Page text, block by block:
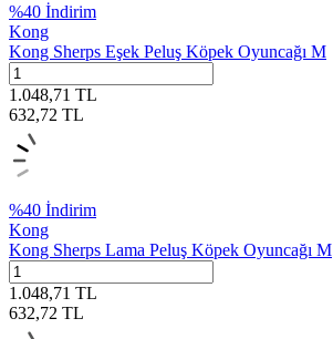
%40 İndirim
Kong
Kong Sherps Eşek Peluş Köpek Oyuncağı M
1.048,71 TL
632,72 TL
%40 İndirim
Kong
Kong Sherps Lama Peluş Köpek Oyuncağı M
1.048,71 TL
632,72 TL